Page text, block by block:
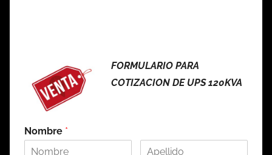
FORMULARIO PARA
COTIZACION DE UPS 120KVA
Nombre *